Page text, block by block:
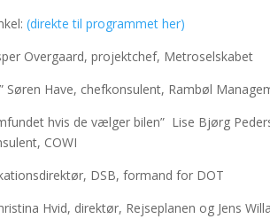
(direkte til programmet her)
Overgaard, projektchef, Metroselskabet
Have, chefkonsulent, Rambøl
hvis de vælger bilen” Lise Bjørg
COWI
DSB, formand for DOT
Hvid, direktør, Rejseplanen og Jens